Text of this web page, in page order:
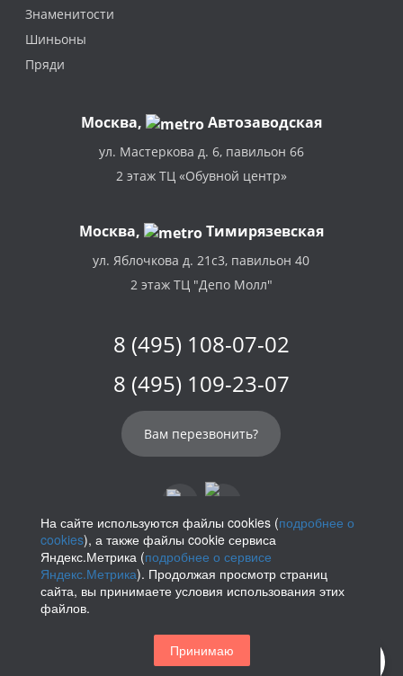
Знаменитости
Шиньоны
Пряди
Москва, Автозаводская
ул. Мастеркова д. 6, павильон 66
2 этаж ТЦ «Обувной центр»
Москва, Тимирязевская
ул. Яблочкова д. 21с3, павильон 40
2 этаж ТЦ "Депо Молл"
8 (495) 108-07-02
8 (495) 109-23-07
Вам перезвонить?
info@parikof.ru
Политика конфиденциальности
Магазин париков — Parikof. 2026
На сайте используются файлы cookies (подробнее о
cookies), а также файлы cookie сервиса
Яндекс.Метрика (подробнее о сервисе
Яндекс.Метрика). Продолжая просмотр страниц
сайта, вы принимаете условия использования этих
файлов.
Принимаю